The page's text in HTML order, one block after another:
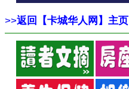
>>返回【卡城华人网】主页